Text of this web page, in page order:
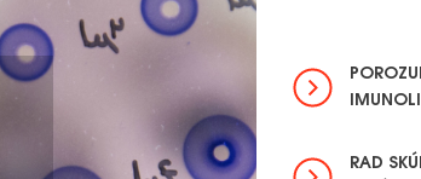
RAD